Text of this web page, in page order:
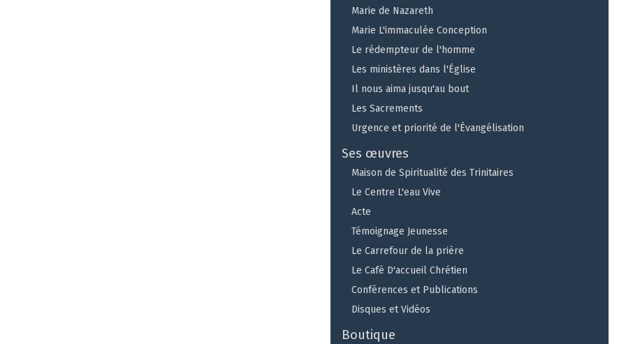
Marie de Nazareth
Marie L'immaculée Conception
Le rédempteur de l'homme
Les ministères dans l'Église
Il nous aima jusqu'au bout
Les Sacrements
Urgence et priorité de l'Évangélisation
Ses œuvres
Maison de Spiritualité des Trinitaires
Le Centre L'eau Vive
Acte
Témoignage Jeunesse
Le Carrefour de la prière
Le Café D'accueil Chrétien
Conférences et Publications
Disques et Vidéos
Boutique